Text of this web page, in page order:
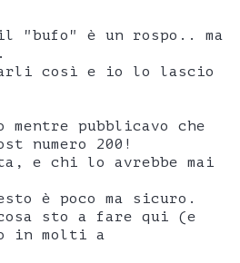
è un rospo.. ma
così e io lo lascio
mentre pubblicavo che
numero 200!
e chi lo avrebbe mai
è poco ma sicuro.
sto a fare qui (e
in molti a